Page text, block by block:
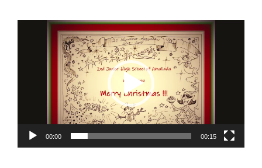
Πρόγραμμα
Αναπαραγωγής
00:00 00:15